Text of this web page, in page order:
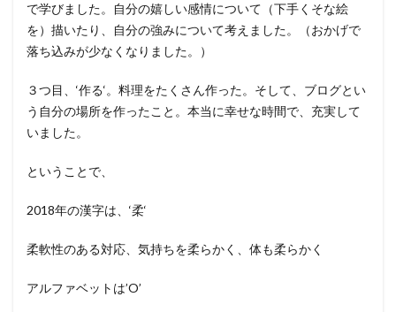
で学びました。自分の嬉しい感情について（下手くそな絵
を）描いたり、自分の強みについて考えました。（おかげで
落ち込みが少なくなりました。）
３つ目、‘作る‘。料理をたくさん作った。そして、ブログとい
う自分の場所を作ったこと。本当に幸せな時間で、充実して
いました。
ということで、
2018年の漢字は、‘柔‘
柔軟性のある対応、気持ちを柔らかく、体も柔らかく
アルファベットは’O’